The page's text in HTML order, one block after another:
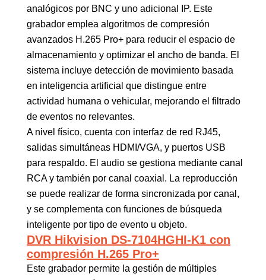
analógicos por BNC y uno adicional IP. Este
grabador emplea algoritmos de compresión
avanzados H.265 Pro+ para reducir el espacio de
almacenamiento y optimizar el ancho de banda. El
sistema incluye detección de movimiento basada
en inteligencia artificial que distingue entre
actividad humana o vehicular, mejorando el filtrado
de eventos no relevantes.
A nivel físico, cuenta con interfaz de red RJ45,
salidas simultáneas HDMI/VGA, y puertos USB
para respaldo. El audio se gestiona mediante canal
RCA y también por canal coaxial. La reproducción
se puede realizar de forma sincronizada por canal,
y se complementa con funciones de búsqueda
inteligente por tipo de evento u objeto.
DVR Hikvision DS-7104HGHI-K1 con
compresión H.265 Pro+
Este grabador permite la gestión de múltiples